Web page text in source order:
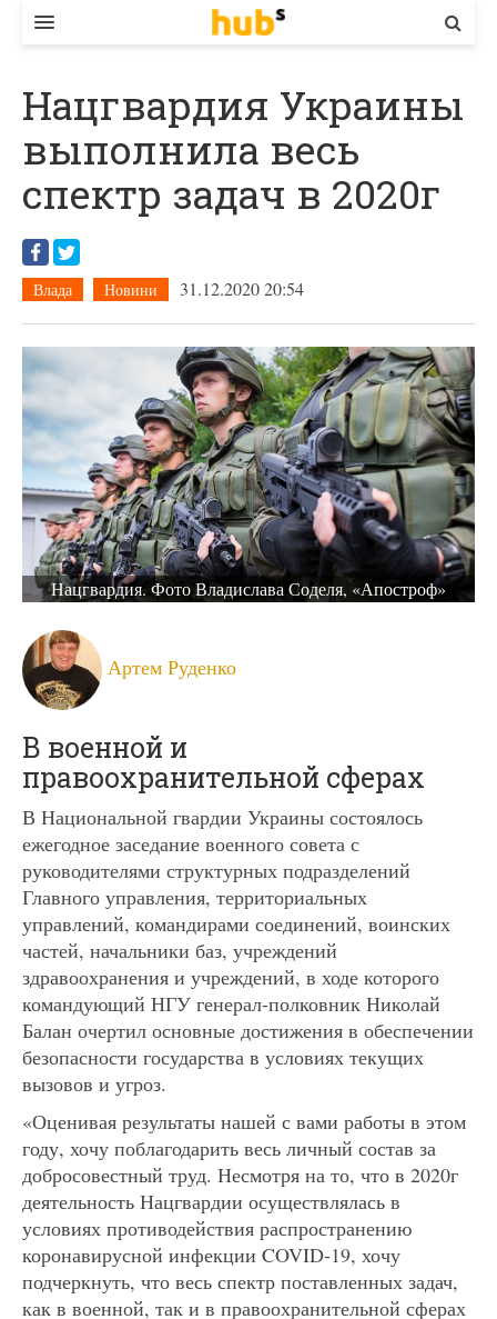
ЕКОНОМІКА
БІЗНЕС
СТАРТЕР
КОНТАКТИ
Нацгвардия Украины
выполнила весь
спектр задач в 2020г
Влада Новини 31.12.2020 20:54
Нацгвардия. Фото Владислава Соделя, «Апостроф»
Артем Руденко
В военной и
правоохранительной сферах
В Национальной гвардии Украины состоялось
ежегодное заседание военного совета с
руководителями структурных подразделений
Главного управления, территориальных
управлений, командирами соединений, воинских
частей, начальники баз, учреждений
здравоохранения и учреждений, в ходе которого
командующий НГУ генерал-полковник Николай
Балан очертил основные достижения в обеспечении
безопасности государства в условиях текущих
вызовов и угроз.
«Оценивая результаты нашей с вами работы в этом
году, хочу поблагодарить весь личный состав за
добросовестный труд. Несмотря на то, что в 2020г
деятельность Нацгвардии осуществлялась в
условиях противодействия распространению
коронавирусной инфекции COVID-19, хочу
подчеркнуть, что весь спектр поставленных задач,
как в военной, так и в правоохранительной сферах